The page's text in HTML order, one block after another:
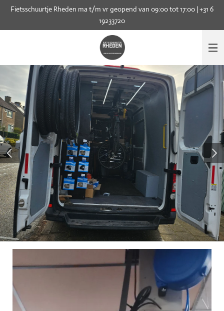
GaFietsschuurtje Rheden ma t/m vr geopend van 09:00 tot 17:00 | +31 6
19233720